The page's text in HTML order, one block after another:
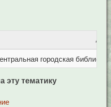
городская
эту тематику